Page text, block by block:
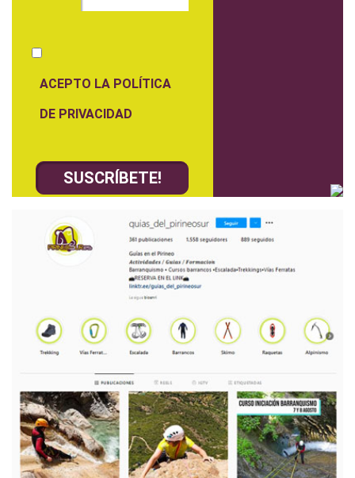
ACEPTO LA POLÍTICA
DE PRIVACIDAD